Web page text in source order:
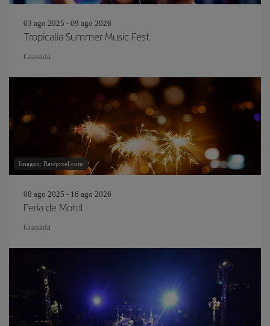
03 ago 2025 - 09 ago 2026
Tropicalia Summer Music Fest
Granada
Imagen: Rawpixel.com
08 ago 2025 - 16 ago 2026
Feria de Motril
Granada